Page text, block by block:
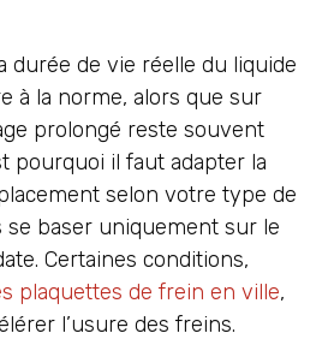
durée de vie réelle du liquide
à la norme, alors que sur
prolongé reste souvent
pourquoi il faut adapter la
selon votre type de
se baser uniquement sur le
Certaines conditions,
plaquettes de frein en ville,
l’usure des freins.